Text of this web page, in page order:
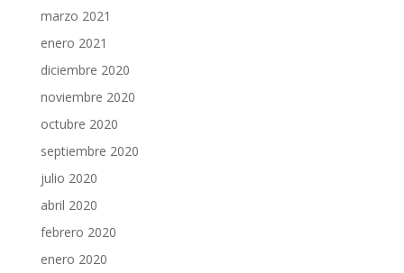
marzo 2021
enero 2021
diciembre 2020
noviembre 2020
octubre 2020
septiembre 2020
julio 2020
abril 2020
febrero 2020
enero 2020